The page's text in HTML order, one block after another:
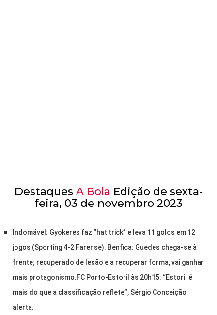
Destaques A Bola Edição de sexta-
feira, 03 de novembro 2023
Indomável: Gyokeres faz “hat trick” e leva 11 golos em 12
jogos (Sporting 4-2 Farense). Benfica: Guedes chega-se à
frente; recuperado de lesão e a recuperar forma, vai ganhar
mais protagonismo.FC Porto-Estoril às 20h15: “Estoril é
mais do que a classificação reflete”, Sérgio Conceição
alerta.